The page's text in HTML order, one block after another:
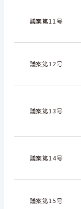
議案第11号
議案第12号
議案第13号
議案第14号
議案第15号